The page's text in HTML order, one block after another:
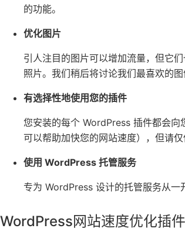
的功能。
优化图片
引人注目的图片可以增加流量，但它
照片。我们稍后将讨论我们最喜欢的图
有选择性地使用您的插件
您安装的每个 WordPress 插件都会向
可以帮助加快您的网站速度），但请
使用 WordPress 托管服务
专为 WordPress 设计的托管服务从一
WordPress网站速度优化插件